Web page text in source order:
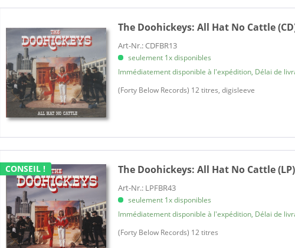
The Doohickeys:All Hat No Cattle
Art-Nr.: CDFBR13
seulement 1x disponibles
Immédiatement disponible à l'expédition, Délai de
(Forty Below Records) 12 titres, digisleeve
CONSEIL ! The Doohickeys:All Hat No Cattle (LP)
Art-Nr.: LPFBR43
seulement 1x disponibles
Immédiatement disponible à l'expédition, Délai de
(Forty Below Records) 12 titres